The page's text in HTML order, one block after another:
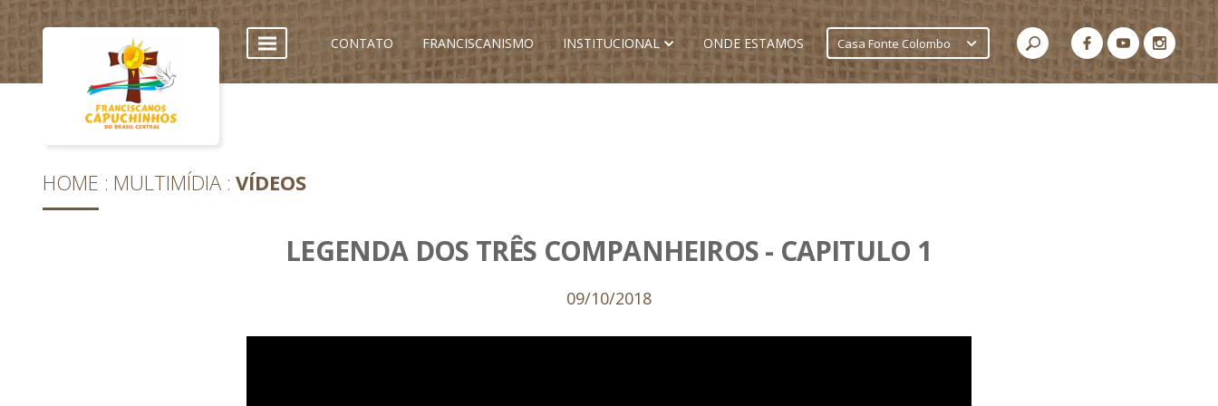
CONTATO FRANCISCANISMO INSTITUCIONAL ONDE ESTAMOS Casa Fonte Colombo
HOME MULTIMÍDIA VÍDEOS
LEGENDA DOS TRÊS COMPANHEIROS - CAPITULO 1
09/10/2018